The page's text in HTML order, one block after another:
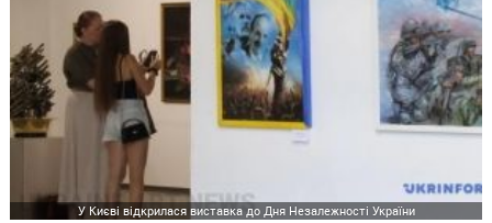
У Києві відкрилася виставка до Дня Незалежності України